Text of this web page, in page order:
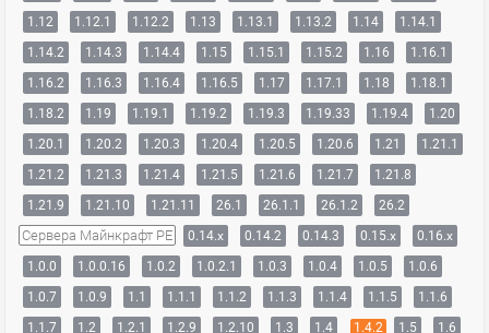
1.12
1.12.1 1.12.2 1.13 1.13.1 1.13.2 1.14
1.14.1
1.14.2
1.14.3 1.14.4 1.15 1.15.1 1.15.2 1.16
1.16.1
1.16.2
1.16.3 1.16.4 1.16.5 1.17 1.17.1 1.18
1.18.1
1.18.2
1.19 1.19.1 1.19.2 1.19.3 1.19.33 1.19.4
1.20
1.20.1
1.20.2 1.20.3 1.20.4 1.20.5 1.20.6 1.21
1.21.1
1.21.2
1.21.3 1.21.4 1.21.5 1.21.6 1.21.7
1.21.8
1.21.9
1.21.10 1.21.11 26.1 26.1.1 26.1.2 26.2
Сервера Майнкрафт PE 0.14.x 0.14.2 0.14.3 0.15.x
0.16.x
1.0.0
1.0.0.16 1.0.2 1.0.2.1 1.0.3 1.0.4 1.0.5
1.0.6
1.0.7
1.0.9 1.1 1.1.1 1.1.2 1.1.3 1.1.4 1.1.5
1.1.6
1.1.7
1.2 1.2.1 1.2.9 1.2.10 1.3 1.4 1.4.2 1.5
1.6